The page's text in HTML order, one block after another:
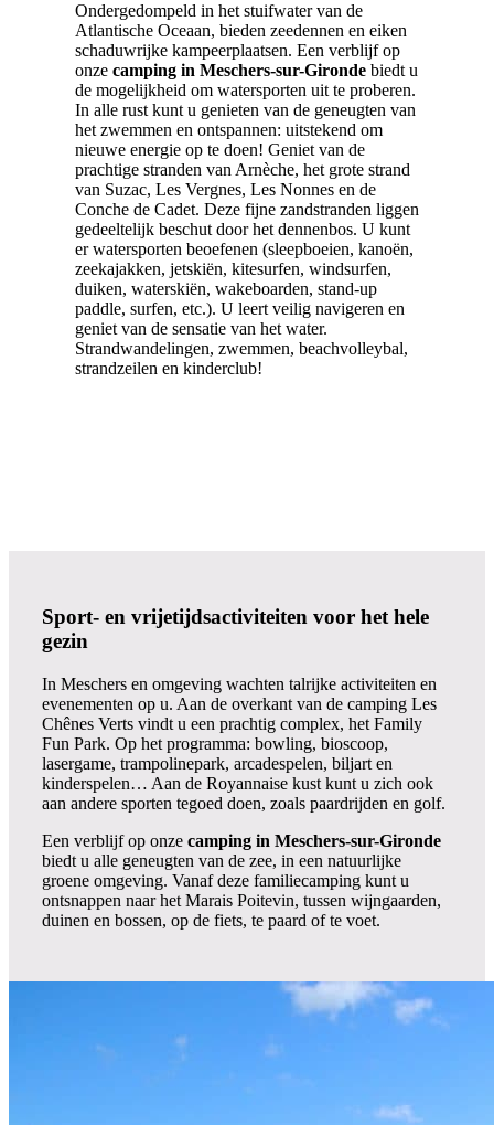
Ondergedompeld in het stuifwater van de
Atlantische Oceaan, bieden zeedennen en eiken
schaduwrijke kampeerplaatsen. Een verblijf op
onze camping in Meschers-sur-Gironde biedt u
de mogelijkheid om watersporten uit te proberen.
In alle rust kunt u genieten van de geneugten van
het zwemmen en ontspannen: uitstekend om
nieuwe energie op te doen! Geniet van de
prachtige stranden van Arnèche, het grote strand
van Suzac, Les Vergnes, Les Nonnes en de
Conche de Cadet. Deze fijne zandstranden liggen
gedeeltelijk beschut door het dennenbos. U kunt
er watersporten beoefenen (sleepboeien, kanoën,
zeekajakken, jetskiën, kitesurfen, windsurfen,
duiken, waterskiën, wakeboarden, stand-up
paddle, surfen, etc.). U leert veilig navigeren en
geniet van de sensatie van het water.
Strandwandelingen, zwemmen, beachvolleybal,
strandzeilen en kinderclub!
Sport- en vrijetijdsactiviteiten voor het hele
gezin
In Meschers en omgeving wachten talrijke activiteiten en
evenementen op u. Aan de overkant van de camping Les
Chênes Verts vindt u een prachtig complex, het Family
Fun Park. Op het programma: bowling, bioscoop,
lasergame, trampolinepark, arcadespelen, biljart en
kinderspelen… Aan de Royannaise kust kunt u zich ook
aan andere sporten tegoed doen, zoals paardrijden en golf.
Een verblijf op onze camping in Meschers-sur-Gironde
biedt u alle geneugten van de zee, in een natuurlijke
groene omgeving. Vanaf deze familiecamping kunt u
ontsnappen naar het Marais Poitevin, tussen wijngaarden,
duinen en bossen, op de fiets, te paard of te voet.